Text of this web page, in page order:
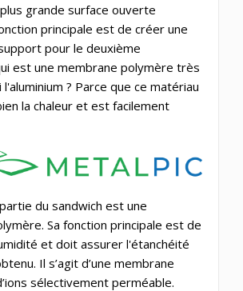
grande surface ouverte
principale est de créer une
pour le deuxième
est une membrane polymère très
? Parce que ce matériau
la chaleur et est facilement
du sandwich est une
Sa fonction principale est de
et doit assurer l'étanchéité
Il s’agit d’une membrane
sélectivement perméable.